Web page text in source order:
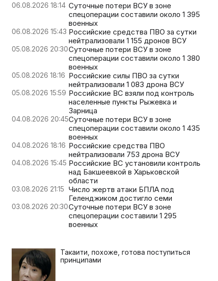
06.08.2026 18:14 Суточные потери ВСУ в зоне
спецоперации составили около 1 395
военных
06.08.2026 15:43 Российские средства ПВО за сутки
нейтрализовали 1 155 дронов ВСУ
05.08.2026 20:30Суточные потери ВСУ в зоне
спецоперации составили около 1 380
военных
05.08.2026 18:16 Российские силы ПВО за сутки
нейтрализовали 1 083 дрона ВСУ
05.08.2026 15:59 Российские ВС взяли под контроль
населенные пункты Рыжевка и
Зарница
04.08.2026 20:45Суточные потери ВСУ в зоне
спецоперации составили около 1 435
военных
04.08.2026 18:16 Российские средства ПВО
нейтрализовали 753 дрона ВСУ
04.08.2026 15:45 Российские ВС установили контроль
над Бакшеевкой в Харьковской
области
03.08.2026 21:15 Число жертв атаки БПЛА под
Геленджиком достигло семи
03.08.2026 20:30Суточные потери ВСУ в зоне
спецоперации составили 1 295
военных
Такаити, похоже, готова поступиться
принципами